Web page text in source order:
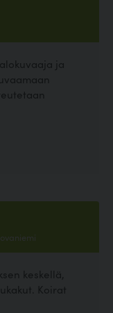
ja
keskellä,
Koirat